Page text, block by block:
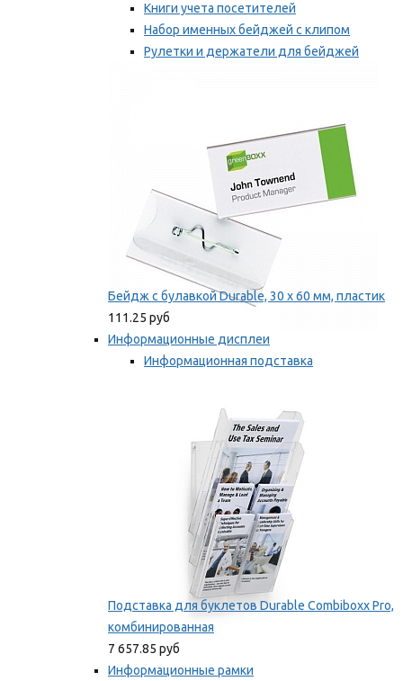
Книги учета посетителей
Набор именных бейджей с клипом
Рулетки и держатели для бейджей
Бейдж с булавкой Durable, 30 х 60 мм, пластик
111.25 руб
Информационные дисплеи
Информационная подставка
Подставка для буклетов Durable Combiboxx Pro,
комбинированная
7 657.85 руб
Информационные рамки